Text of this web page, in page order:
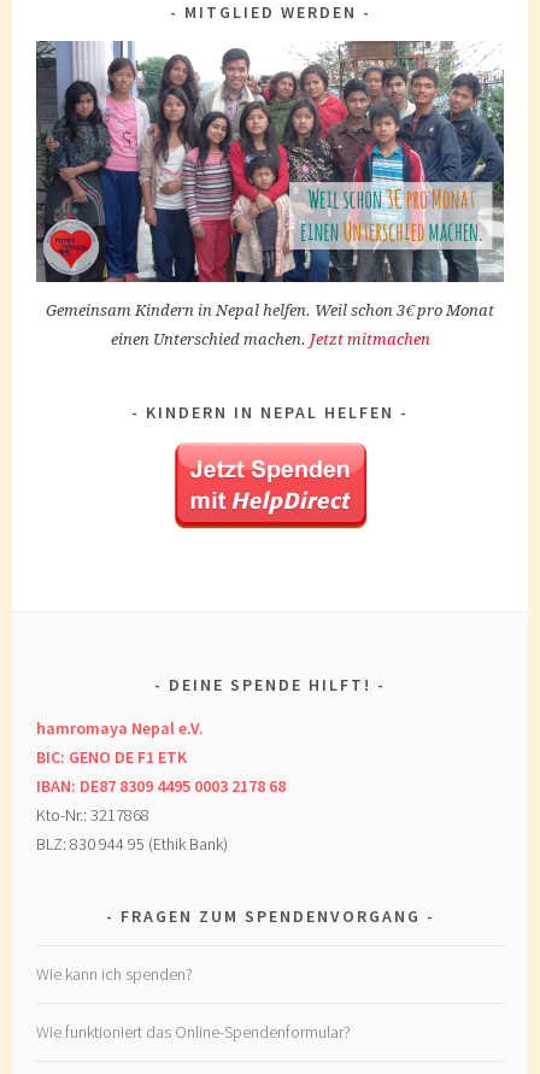
MITGLIED WERDEN
Gemeinsam Kindern in Nepal helfen. Weil schon 3€ pro Monat
einen Unterschied machen. Jetzt mitmachen
KINDERN IN NEPAL HELFEN
DEINE SPENDE HILFT!
hamromaya Nepal e.V.
BIC: GENO DE F1 ETK
IBAN: DE87 8309 4495 0003 2178 68
Kto-Nr.: 3217868
BLZ: 830 944 95 (Ethik Bank)
FRAGEN ZUM SPENDENVORGANG
Wie kann ich spenden?
Wie funktioniert das Online-Spendenformular?